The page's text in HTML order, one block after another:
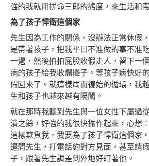
強的我就用拼命三郎的態度，來生活和
為了孩子悍衛這個家
先生因為工作的關係，沒辦法正常休假
是帶著孩子，把我平日不准做的事不准
一遍，然後拍拍屁股收假走人，留下一
病的孩子給我收爛攤子。等孩子病快好
假回來了。就這樣周而復始的循環，我
生和孩子也越來越有隔閡。
就在那時我聽到先生與一位女性下屬過
潰之餘，好強的我很快振作起來，心想
這樣欺負我，我要為了孩子悍衛這個家
逼問先生，打電話約對方見面，甚至請
子，跟著先生調差到外地好盯著他。